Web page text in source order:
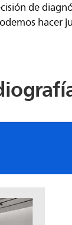
de
hacer